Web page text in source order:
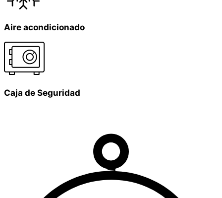
Aire acondicionado
Caja de Seguridad